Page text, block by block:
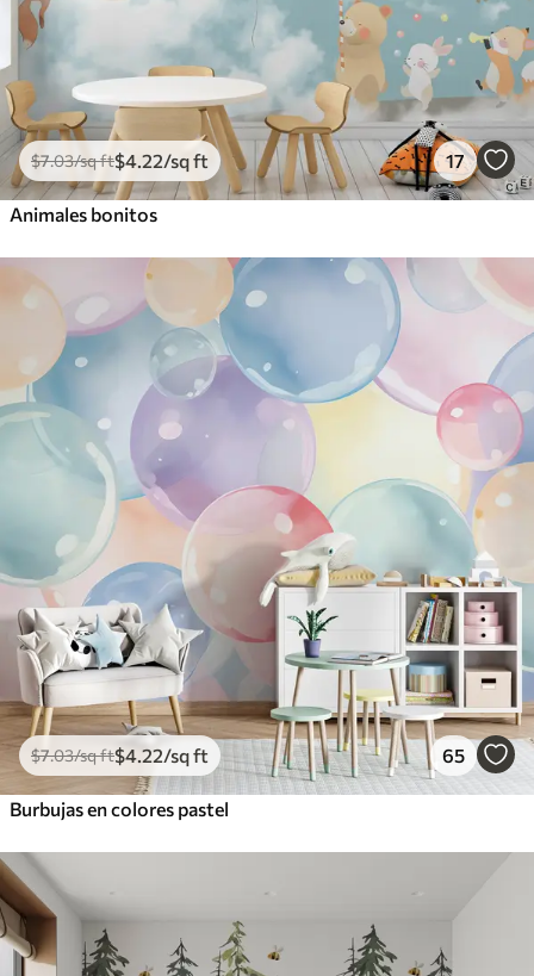
$7.03/sq ft$4.22/sq ft 17
Animales bonitos
$7.03/sq ft$4.22/sq ft 65
Burbujas en colores pastel